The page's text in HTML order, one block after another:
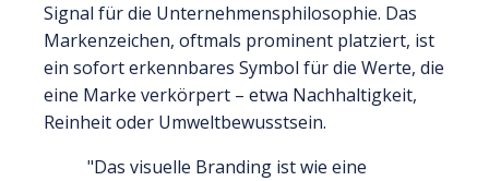
Signal für die Unternehmensphilosophie. Das
Markenzeichen, oftmals prominent platziert, ist
ein sofort erkennbares Symbol für die Werte, die
eine Marke verkörpert – etwa Nachhaltigkeit,
Reinheit oder Umweltbewusstsein.
"Das visuelle Branding ist wie eine